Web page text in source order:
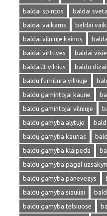
baldai spintos
baldai
baldai vaikams
baldai
baldai vilniuje kainos
baldai virtuves
baldai
baldai.lt vilnius
baldu
baldu furnitura vilniuje
baldu gamintojai kaune
baldu gamintojai vilniuje
baldu gamyba alytuje
baldų gamyba kaunas
baldu gamyba klaipeda
baldu gamyba pagal
baldu gamyba panevezys
baldu gamyba siauliai
baldu gamyba telsiuose